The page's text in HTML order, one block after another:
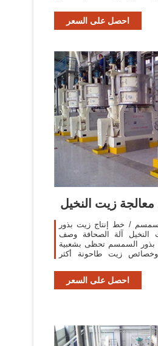
احصل على السعر
زيت النخيل
/ خط إنتاج زيت بذور
آلة الصحافة وصف
بذور السمسم تحظى بشعبية
زيت طاحونة أكثر
احصل على السعر